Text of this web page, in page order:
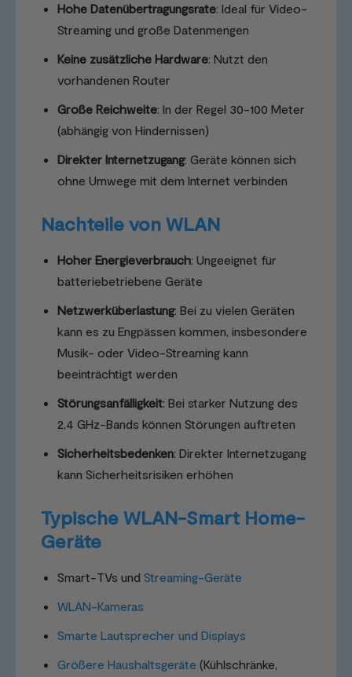
Hohe Datenübertragungsrate: Ideal für Video-
Streaming und große Datenmengen
Keine zusätzliche Hardware: Nutzt den
vorhandenen Router
Große Reichweite: In der Regel 30-100 Meter
(abhängig von Hindernissen)
Direkter Internetzugang: Geräte können sich
ohne Umwege mit dem Internet verbinden
Nachteile von WLAN
Hoher Energieverbrauch: Ungeeignet für
batteriebetriebene Geräte
Netzwerküberlastung: Bei zu vielen Geräten
kann es zu Engpässen kommen, insbesondere
Musik- oder Video-Streaming kann
beeinträchtigt werden
Störungsanfälligkeit: Bei starker Nutzung des
2,4 GHz-Bands können Störungen auftreten
Sicherheitsbedenken: Direkter Internetzugang
kann Sicherheitsrisiken erhöhen
Typische WLAN-Smart Home-
Geräte
Smart-TVs und Streaming-Geräte
WLAN-Kameras
Smarte Lautsprecher und Displays
Größere Haushaltsgeräte (Kühlschränke,